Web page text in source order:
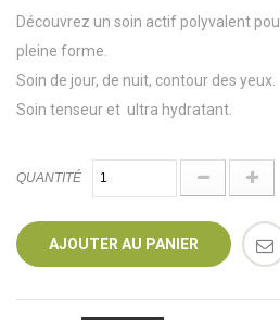
Découvrez un soin actif polyvalent
pleine forme.
Soin de jour, de nuit, contour des yeux.
Soin tenseur et ultra hydratant.
QUANTITÉ
AJOUTER AU PANIER